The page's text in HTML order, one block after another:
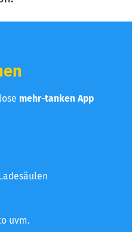
mehr-tanken App
uvm.